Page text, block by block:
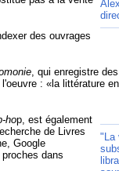
des ouvrages
, qui enregistre
: «la littérature
"La
hop, est également
de Livres
Google
dans